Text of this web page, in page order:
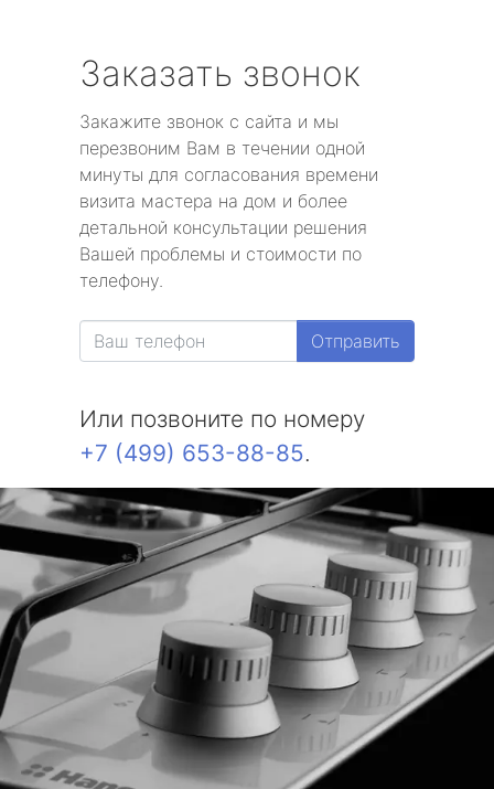
Заказать звонок
Закажите звонок с сайта и мы
перезвоним Вам в течении одной
минуты для согласования времени
визита мастера на дом и более
детальной консультации решения
Вашей проблемы и стоимости по
телефону.
Отправить
Или позвоните по номеру
+7 (499) 653-88-85.